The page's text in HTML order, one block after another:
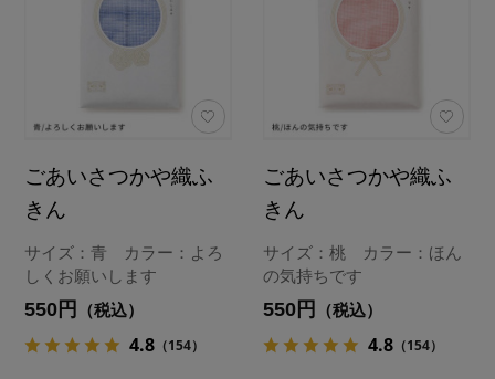
ごあいさつかや織ふ
きん
サイズ：青 カラー：よろ
しくお願いします
550円 （税込）
4.8 （154）
ごあいさつかや織ふ
きん
サイズ：桃 カラー：ほん
の気持ちです
550円 （税込）
4.8 （154）